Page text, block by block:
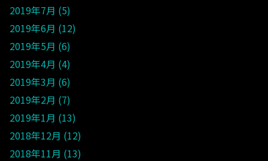
2019年7月 5
2019年6月 12
2019年5月 6
2019年4月 4
2019年3月 6
2019年2月 7
2019年1月 13
2018年12月 12
2018年11月 13